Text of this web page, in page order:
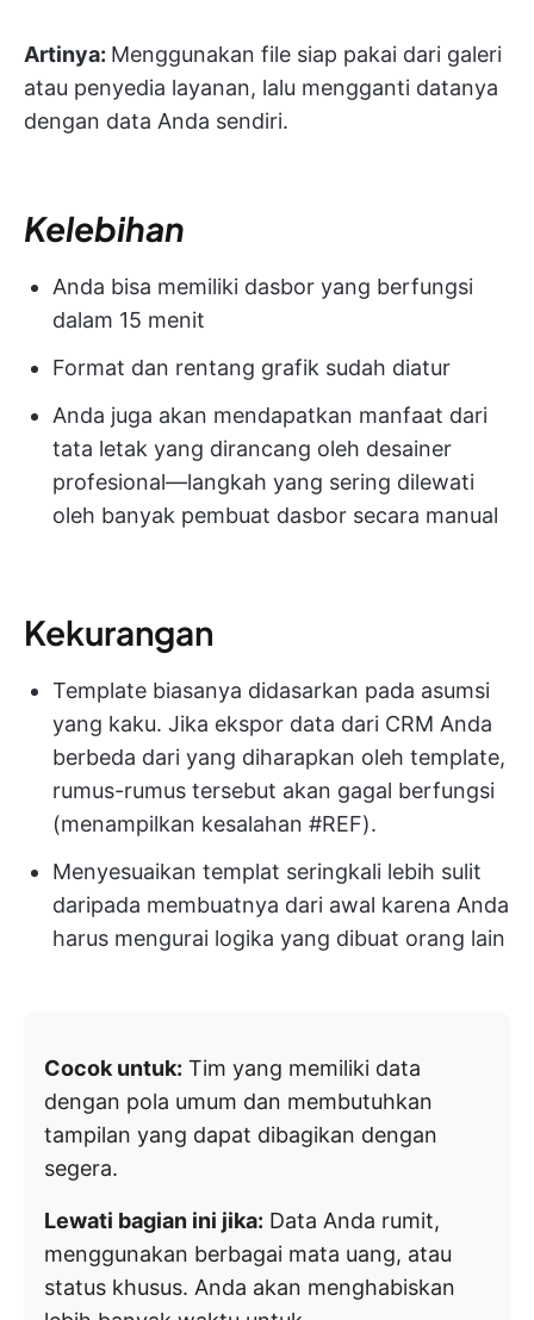
Artinya: Menggunakan file siap pakai dari galeri
atau penyedia layanan, lalu mengganti datanya
dengan data Anda sendiri.
Kelebihan
Anda bisa memiliki dasbor yang berfungsi
dalam 15 menit
Format dan rentang grafik sudah diatur
Anda juga akan mendapatkan manfaat dari
tata letak yang dirancang oleh desainer
profesional—langkah yang sering dilewati
oleh banyak pembuat dasbor secara manual
Kekurangan
Template biasanya didasarkan pada asumsi
yang kaku. Jika ekspor data dari CRM Anda
berbeda dari yang diharapkan oleh template,
rumus-rumus tersebut akan gagal berfungsi
(menampilkan kesalahan #REF).
Menyesuaikan templat seringkali lebih sulit
daripada membuatnya dari awal karena Anda
harus mengurai logika yang dibuat orang lain
Cocok untuk: Tim yang memiliki data
dengan pola umum dan membutuhkan
tampilan yang dapat dibagikan dengan
segera.
Lewati bagian ini jika: Data Anda rumit,
menggunakan berbagai mata uang, atau
status khusus. Anda akan menghabiskan